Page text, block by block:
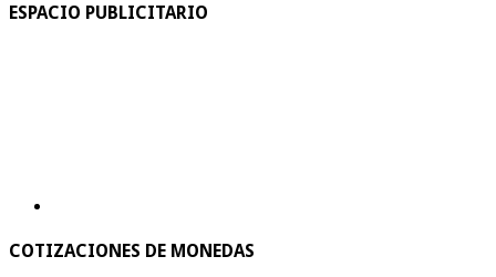
ESPACIO PUBLICITARIO
COTIZACIONES DE MONEDAS